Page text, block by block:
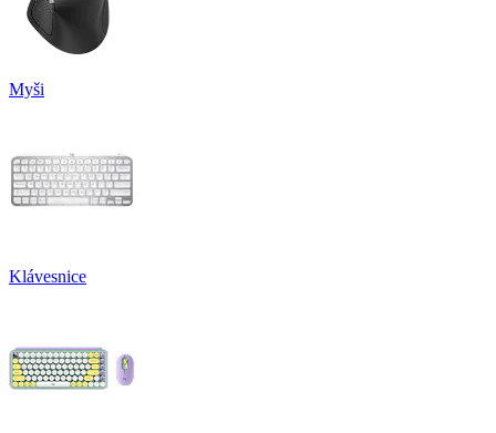
Myši
Klávesnice